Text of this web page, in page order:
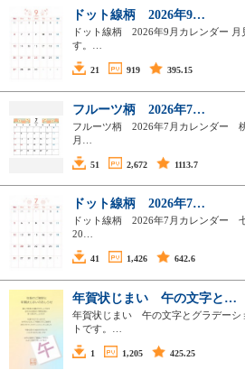
ドット線柄 2026年9…
ドット線柄 2026年9月カレンダー 月
す。…
21 919 395.15
フルーツ柄 2026年7…
フルーツ柄 2026年7月カレンダー
月…
51 2,672 1113.7
ドット線柄 2026年7…
ドット線柄 2026年7月カレンダー
20…
41 1,426 642.6
年賀状じまい 午の文字と…
年賀状じまい 午の文字とグラデーシ
トです。…
1 1,205 425.25